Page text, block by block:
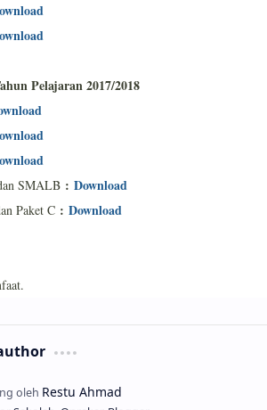
Pelajaran 2017/2018
SMALB: Download
Paket C: Download